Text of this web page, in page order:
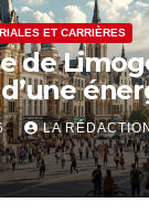
ET CARRIÈRES
de
LA